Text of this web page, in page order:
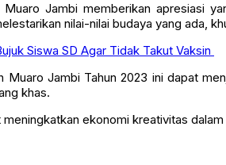
Jambi memberikan apresiasi
nilai-nilai budaya yang ada,
Siswa SD Agar Tidak Takut Vaksin
Jambi Tahun 2023 ini dapat
khas.
ekonomi kreativitas